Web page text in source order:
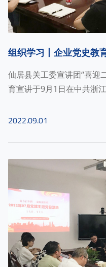
组织学习丨企业党史教
仙居县关工委宣讲团“喜迎
育宣讲于9月1日在中共浙
2022.09.01